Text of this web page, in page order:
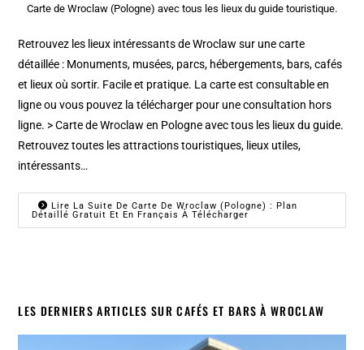
Carte de Wroclaw (Pologne) avec tous les lieux du guide touristique.
Retrouvez les lieux intéressants de Wroclaw sur une carte
détaillée : Monuments, musées, parcs, hébergements, bars, cafés
et lieux où sortir. Facile et pratique. La carte est consultable en
ligne ou vous pouvez la télécharger pour une consultation hors
ligne. > Carte de Wroclaw en Pologne avec tous les lieux du guide.
Retrouvez toutes les attractions touristiques, lieux utiles,
intéressants…
Lire La Suite De Carte De Wroclaw (Pologne) : Plan
Détaillé Gratuit Et En Français À Télécharger
LES DERNIERS ARTICLES SUR CAFÉS ET BARS À WROCLAW